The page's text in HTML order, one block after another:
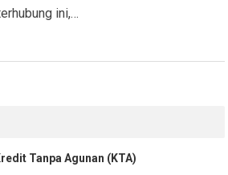
ini,…
Tanpa Agunan (KTA)